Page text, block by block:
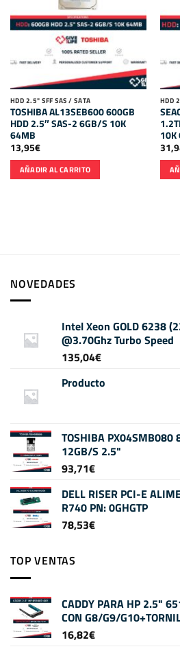
HDD 2.5" SFF SAS / SATA
TOSHIBA AL13SEB600 600GB
HDD 2.5″ SAS-2 6GB/S 10K
64MB
13,95€
AÑADIR AL CARRITO
HDD
10K
NOVEDADES
Intel Xeon GOLD 6238
@3.70Ghz Turbo Speed
135,04€
Producto
TOSHIBA PX04SMB080
12GB/S 2.5"
93,71€
DELL RISER PCI-E
R740 PN: 0GHGTP
78,53€
TOP VENTAS
CADDY PARA HP 2.5"
CON G8/G9/
16,82€